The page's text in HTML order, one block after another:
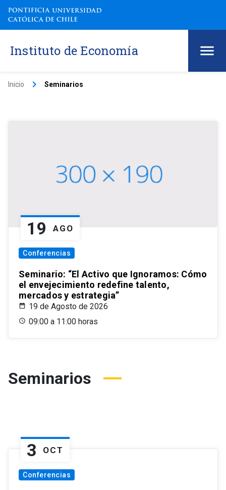
Instituto de Economía
Inicio keyboard_arrow_right Seminarios
19 AGO
Conferencias
Seminario: “El Activo que Ignoramos: Cómo
el envejecimiento redefine talento,
mercados y estrategia”
19 de Agosto de 2026
09:00 a 11:00 horas
Seminarios
3 OCT
Conferencias